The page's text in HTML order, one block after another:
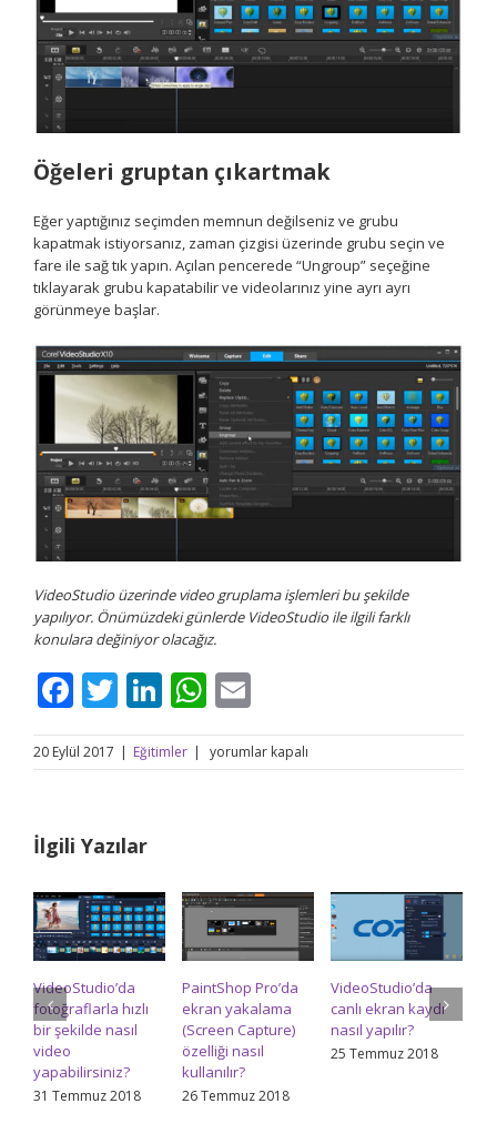
Öğeleri gruptan çıkartmak
Eğer yaptığınız seçimden memnun değilseniz ve grubu
kapatmak istiyorsanız, zaman çizgisi üzerinde grubu seçin ve
fare ile sağ tık yapın. Açılan pencerede “Ungroup” seçeğine
tıklayarak grubu kapatabilir ve videolarınız yine ayrı ayrı
görünmeye başlar.
VideoStudio üzerinde video gruplama işlemleri bu şekilde
yapılıyor. Önümüzdeki günlerde VideoStudio ile ilgili farklı
konulara değiniyor olacağız.
Facebook
Twitter
LinkedIn
WhatsApp
20 Eylül 2017 | Eğitimler |
VideoStudio’da
birden
yorumlar kapalı
İlgili Yazılar
VideoStudio’da
fotoğraflarla hızlı
bir şekilde nasıl
video
yapabilirsiniz?
31 Temmuz 2018
PaintShop Pro’da
ekran yakalama
(Screen Capture)
özelliği nasıl
kullanılır?
26 Temmuz 2018
VideoStudio’da
canlı ekran kaydı
nasıl yapılır?
25 Temmuz 2018